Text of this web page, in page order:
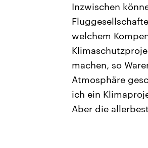
Inzwischen
welchem
machen, so
Atmosphäre
ich ein
Aber die